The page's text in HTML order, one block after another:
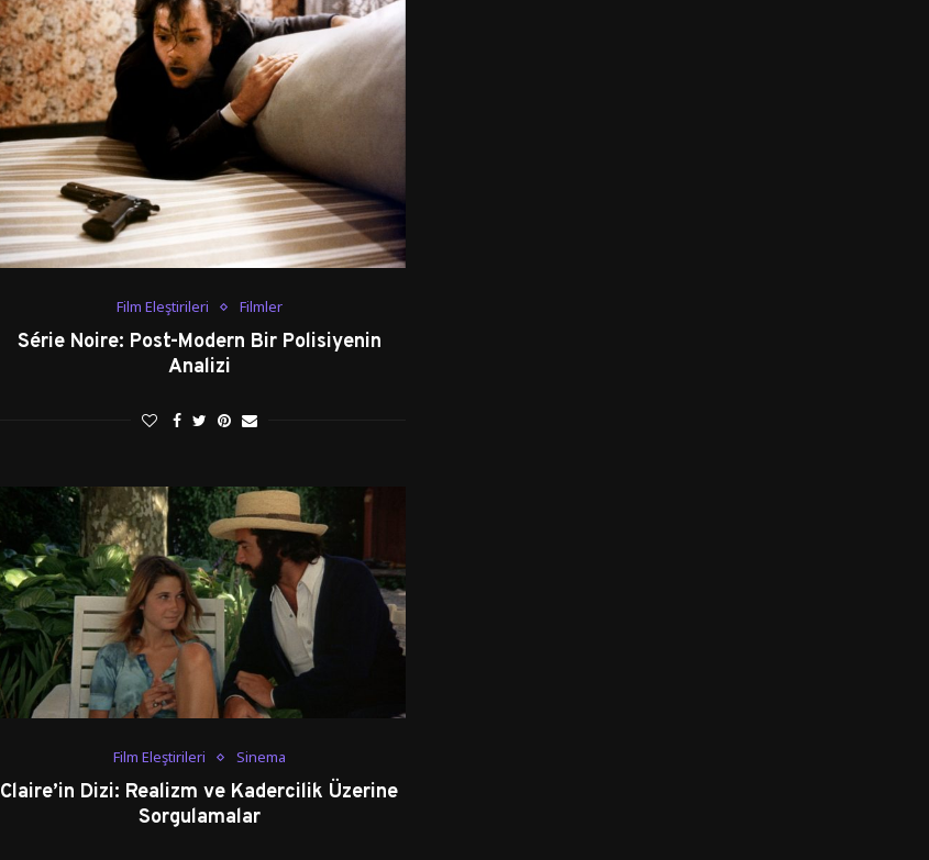
Film Eleştirileri Filmler
Série Noire: Post-Modern Bir Polisiyenin
Analizi
Film Eleştirileri Sinema
Claire’in Dizi: Realizm ve Kadercilik Üzerine
Sorgulamalar